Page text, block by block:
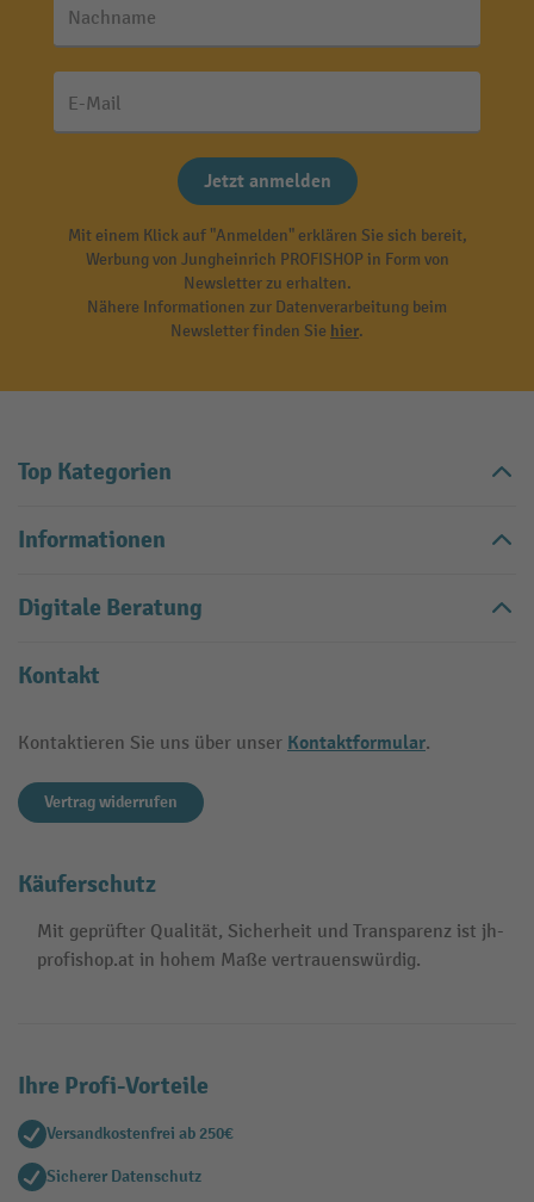
Nachname
E-Mail
Jetzt anmelden
Mit einem Klick auf "Anmelden" erklären Sie sich bereit,
Werbung von Jungheinrich PROFISHOP in Form von
Newsletter zu erhalten.
Nähere Informationen zur Datenverarbeitung beim
Newsletter finden Sie hier.
Top Kategorien
Informationen
Digitale Beratung
Kontakt
Kontaktieren Sie uns über unser Kontaktformular.
Vertrag widerrufen
Käuferschutz
Mit geprüfter Qualität, Sicherheit und Transparenz ist jh-
profishop.at in hohem Maße vertrauenswürdig.
Ihre Profi-Vorteile
Versandkostenfrei ab 250€
Sicherer Datenschutz